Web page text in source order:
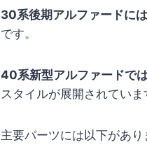
30系後期アルファードに
です。
40系新型アルファードで
スタイルが展開されていま
主要パーツには以下があり